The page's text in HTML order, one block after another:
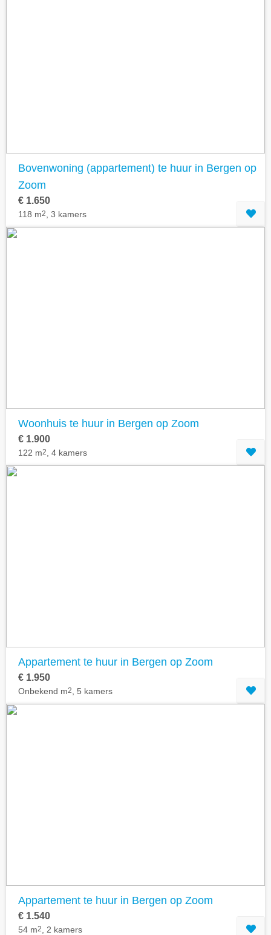
Bovenwoning (appartement) te huur in Bergen op
Zoom
€ 1.650
118 m2 , 3 kamers
Woonhuis te huur in Bergen op Zoom
€ 1.900
122 m2 , 4 kamers
Appartement te huur in Bergen op Zoom
€ 1.950
Onbekend m2 , 5 kamers
Appartement te huur in Bergen op Zoom
€ 1.540
54 m2 , 2 kamers